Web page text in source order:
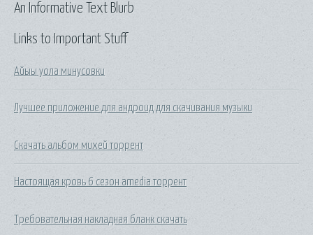
Links to Important Stuff
Айыы уола минусовки
Лучшее приложение для андроид для скачивания музыки
Скачать альбом михей торрент
Настоящая кровь 6 сезон amedia торрент
Требовательная накладная бланк скачать
An Informative Text Blurb